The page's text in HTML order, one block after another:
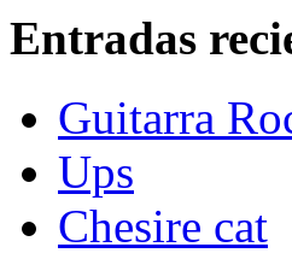
Entradas
Guitarra
Ups
Chesire cat